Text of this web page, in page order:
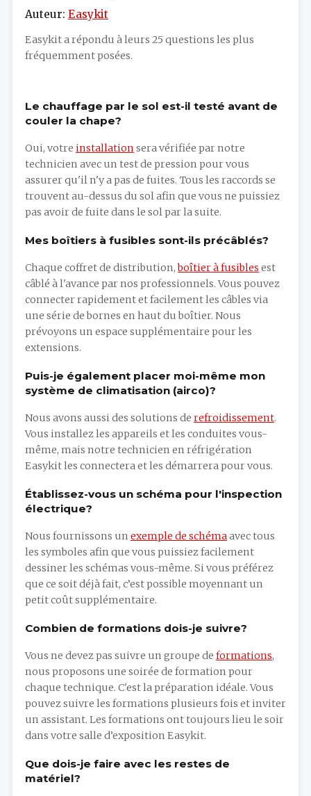
Auteur: Easykit
Easykit a répondu à leurs 25 questions les plus
fréquemment posées.
Le chauffage par le sol est-il testé avant de
couler la chape?
Oui, votre installation sera vérifiée par notre
technicien avec un test de pression pour vous
assurer qu'il n'y a pas de fuites. Tous les raccords se
trouvent au-dessus du sol afin que vous ne puissiez
pas avoir de fuite dans le sol par la suite.
Mes boîtiers à fusibles sont-ils précâblés?
Chaque coffret de distribution,boîtier à fusibles est
câblé à l'avance par nos professionnels. Vous pouvez
connecter rapidement et facilement les câbles via
une série de bornes en haut du boîtier. Nous
prévoyons un espace supplémentaire pour les
extensions.
Puis-je également placer moi-même mon
système de climatisation (airco)?
Nous avons aussi des solutions de refroidissement.
Vous installez les appareils et les conduites vous-
même, mais notre technicien en réfrigération
Easykit les connectera et les démarrera pour vous.
Établissez-vous un schéma pour l'inspection
électrique?
Nous fournissons un exemple de schémaavec tous
les symboles afin que vous puissiez facilement
dessiner les schémas vous-même. Si vous préférez
que ce soit déjà fait, c’est possible moyennant un
petit coût supplémentaire.
Combien de formations dois-je suivre?
Vous ne devez pas suivre un groupe de formations,
nous proposons une soirée de formation pour
chaque technique. C'est la préparation idéale. Vous
pouvez suivre les formations plusieurs fois et inviter
un assistant. Les formations ont toujours lieu le soir
dans votre salle d’exposition Easykit.
Que dois-je faire avec les restes de
matériel?